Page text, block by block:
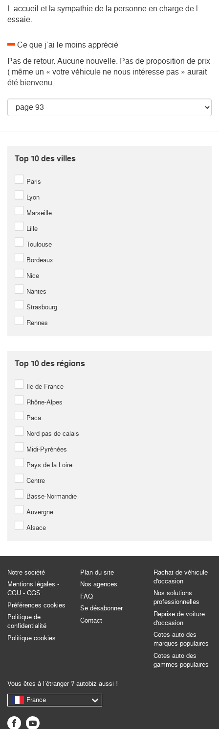
L accueil et la sympathie de la personne en charge de l
essaie.
Ce que j’ai le moins apprécié
Pas de retour. Aucune nouvelle. Pas de proposition de prix
( même un « votre véhicule ne nous intéresse pas » aurait
été bienvenu.
Top 10 des villes
Paris
Lyon
Marseille
Lille
Toulouse
Bordeaux
Nice
Nantes
Strasbourg
Rennes
Top 10 des régions
Ile de France
Rhône-Alpes
Paca
Nord pas de calais
Midi-Pyrénées
Pays de la Loire
Centre
Basse-Normandie
Auvergne
Alsace
Notre société
Mentions légales -
CGU - CGS
Préférences cookies
Politique de
confidentialité
Politique cookies
Plan du site
Nos agences
FAQ
Se désabonner
Contact
Rachat de véhicule
d'occasion
Nos solutions
professionnelles
Reprise de voiture
d'occasion
Cotes auto des
marques populaires
Cotes auto des
gammes populaires
Vous êtes à l’étranger ? autobiz aussi !
France